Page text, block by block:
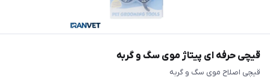
قیچی حرفه ای پیتاژ موی سگ و گربه
قیچی اصلاح موی سگ و گربه